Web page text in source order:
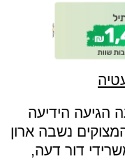
הידיעה
נשבה ארון
דור דעה,